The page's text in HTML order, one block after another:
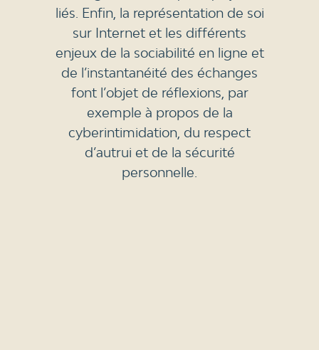
liés. Enfin, la représentation de soi
sur Internet et les différents
enjeux de la sociabilité en ligne et
de l’instantanéité des échanges
font l’objet de réflexions, par
exemple à propos de la
cyberintimidation, du respect
d’autrui et de la sécurité
personnelle.